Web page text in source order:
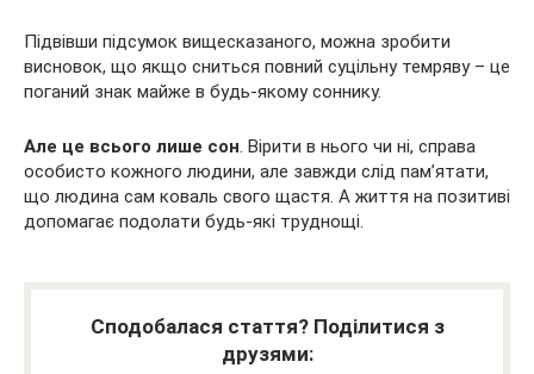
Підвівши підсумок вищесказаного, можна зробити
висновок, що якщо сниться повний суцільну темряву – це
поганий знак майже в будь-якому соннику.
Але це всього лише сон. Вірити в нього чи ні, справа
особисто кожного людини, але завжди слід пам’ятати,
що людина сам коваль свого щастя. А життя на позитиві
допомагає подолати будь-які труднощі.
Сподобалася стаття? Поділитися з
друзями: